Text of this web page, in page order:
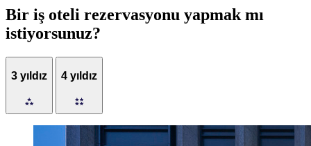
Bir iş oteli rezervasyonu yapmak mı
istiyorsunuz?
3 yıldız 4 yıldız